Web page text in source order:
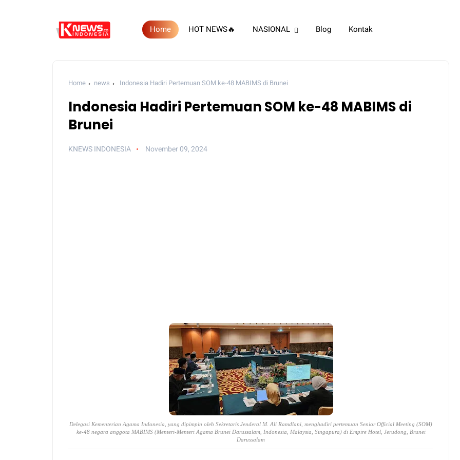
Home HOT NEWS🔥 NASIONAL Blog Kontak
Home news Indonesia Hadiri Pertemuan SOM ke-48 MABIMS di Brunei
Indonesia Hadiri Pertemuan SOM ke-48 MABIMS di
Brunei
KNEWS INDONESIA November 09, 2024
Delegasi Kementerian Agama Indonesia, yang dipimpin oleh Sekretaris Jenderal M. Ali Ramdlani, menghadiri pertemuan Senior Official Meeting (SOM)
ke-48 negara anggota MABIMS (Menteri-Menteri Agama Brunei Darussalam, Indonesia, Malaysia, Singapura) di Empire Hotel, Jerudong, Brunei
Darussalam